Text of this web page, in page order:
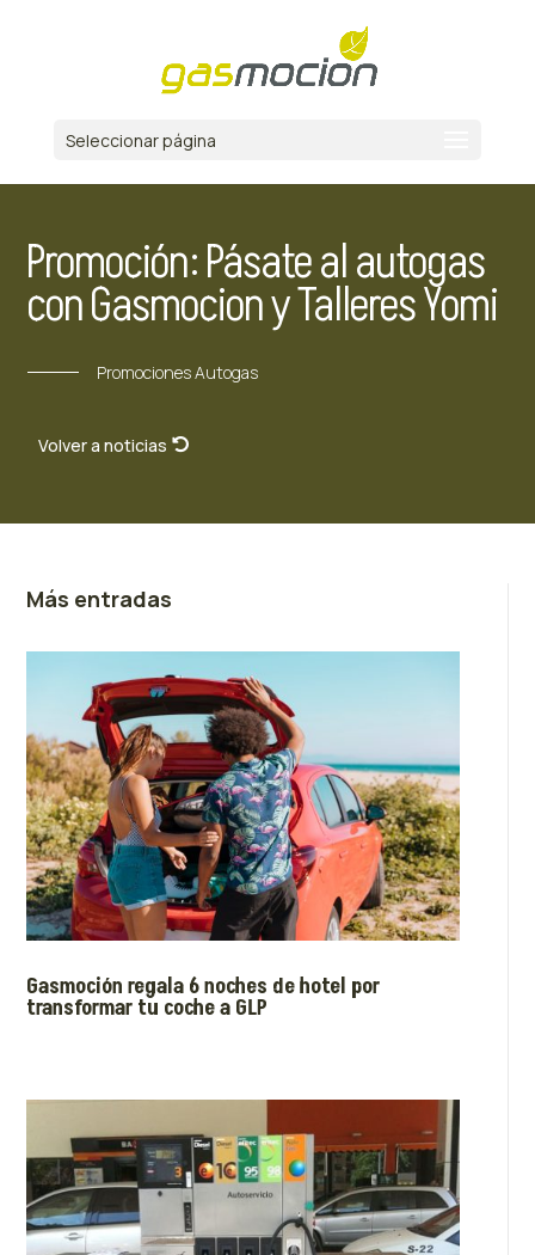
Seleccionar página
Promoción: Pásate al autogas
con Gasmocion y Talleres Yomi
Promociones Autogas
Volver a noticias
Más entradas
Gasmoción regala 6 noches de hotel por
transformar tu coche a GLP